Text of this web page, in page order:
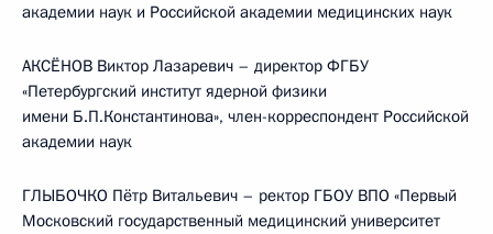
академии наук и Российской академии медицинских наук
АКСЁНОВ Виктор Лазаревич – директор ФГБУ
«Петербургский институт ядерной физики
имени Б.П.Константинова», член-корреспондент Российской
академии наук
ГЛЫБОЧКО Пётр Витальевич – ректор ГБОУ ВПО «Первый
Московский государственный медицинский университет